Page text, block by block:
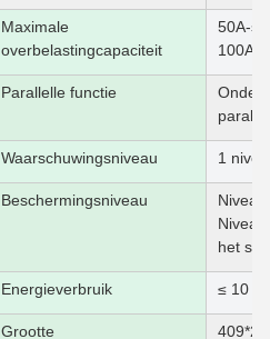
Maximale
overbelastingcapaciteit
50A-
100A-
Parallelle functie
Waarschuwingsniveau 1
Beschermingsniveau
het
Energieverbruik ≤ 10 W
Grootte